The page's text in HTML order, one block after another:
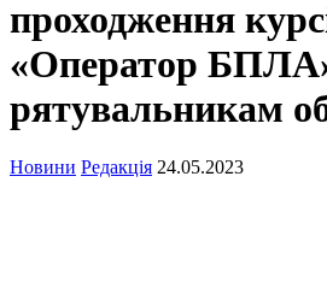
проходження
«Оператор
рятувальникам
Новини Редакція 24.05.2023